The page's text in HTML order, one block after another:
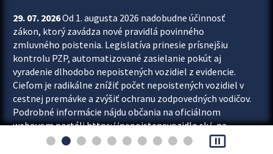
29. 07. 2026Od 1. augusta 2026 nadobudne účinnosť
zákon, ktorý zavádza nové pravidlá povinného
zmluvného poistenia. Legislatíva prinesie prísnejšiu
kontrolu PZP, automatizované zasielanie pokút aj
vyradenie dlhodobo nepoistených vozidiel z evidencie.
Cieľom je radikálne znížiť počet nepoistených vozidiel v
cestnej premávke a zvýšiť ochranu zodpovedných vodičov.
Podrobné informácie nájdu občania na oficiálnom
webovom portáli https://nepoistenevozidlo.sk/, na
ktorom od augusta pribudne aj možnosť overiť si...
pause_presentation